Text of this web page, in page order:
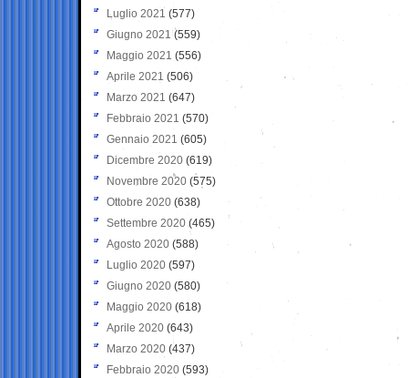
Luglio 2021 (577)
Giugno 2021(559)
Maggio 2021 (556)
Aprile 2021 (506)
Marzo 2021 (647)
Febbraio 2021 (570)
Gennaio 2021 (605)
Dicembre 2020 (619)
Novembre 2020 (575)
Ottobre 2020 (638)
Settembre 2020(465)
Agosto 2020 (588)
Luglio 2020 (597)
Giugno 2020 (580)
Maggio 2020 (618)
Aprile 2020 (643)
Marzo 2020 (437)
Febbraio 2020 (593)